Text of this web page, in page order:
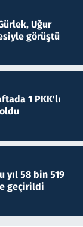
Uğur
görüştü
1 PKK'lı
yıl 58 bin 519
geçirildi